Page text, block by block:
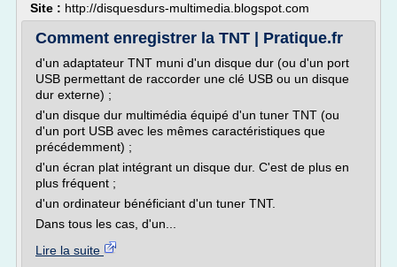
Site : http://disquesdurs-multimedia.blogspot.com
Comment enregistrer la TNT | Pratique.fr
d'un adaptateur TNT muni d'un disque dur (ou d'un port
USB permettant de raccorder une clé USB ou un disque
dur externe) ;
d'un disque dur multimédia équipé d'un tuner TNT (ou
d'un port USB avec les mêmes caractéristiques que
précédemment) ;
d'un écran plat intégrant un disque dur. C'est de plus en
plus fréquent ;
d'un ordinateur bénéficiant d'un tuner TNT.
Dans tous les cas, d'un...
Lire la suite